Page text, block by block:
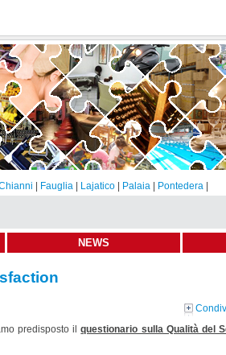
Fauglia Lajatico Palaia Pontedera
NEWS
predisposto ilquestionario sulla Qualità del